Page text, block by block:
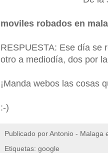
moviles robados en
RESPUESTA: Ese día se
otro a mediodía, dos por
¡Manda webos las cosas
:-)
Publicado porAntonio - Malaga
Etiquetas: google